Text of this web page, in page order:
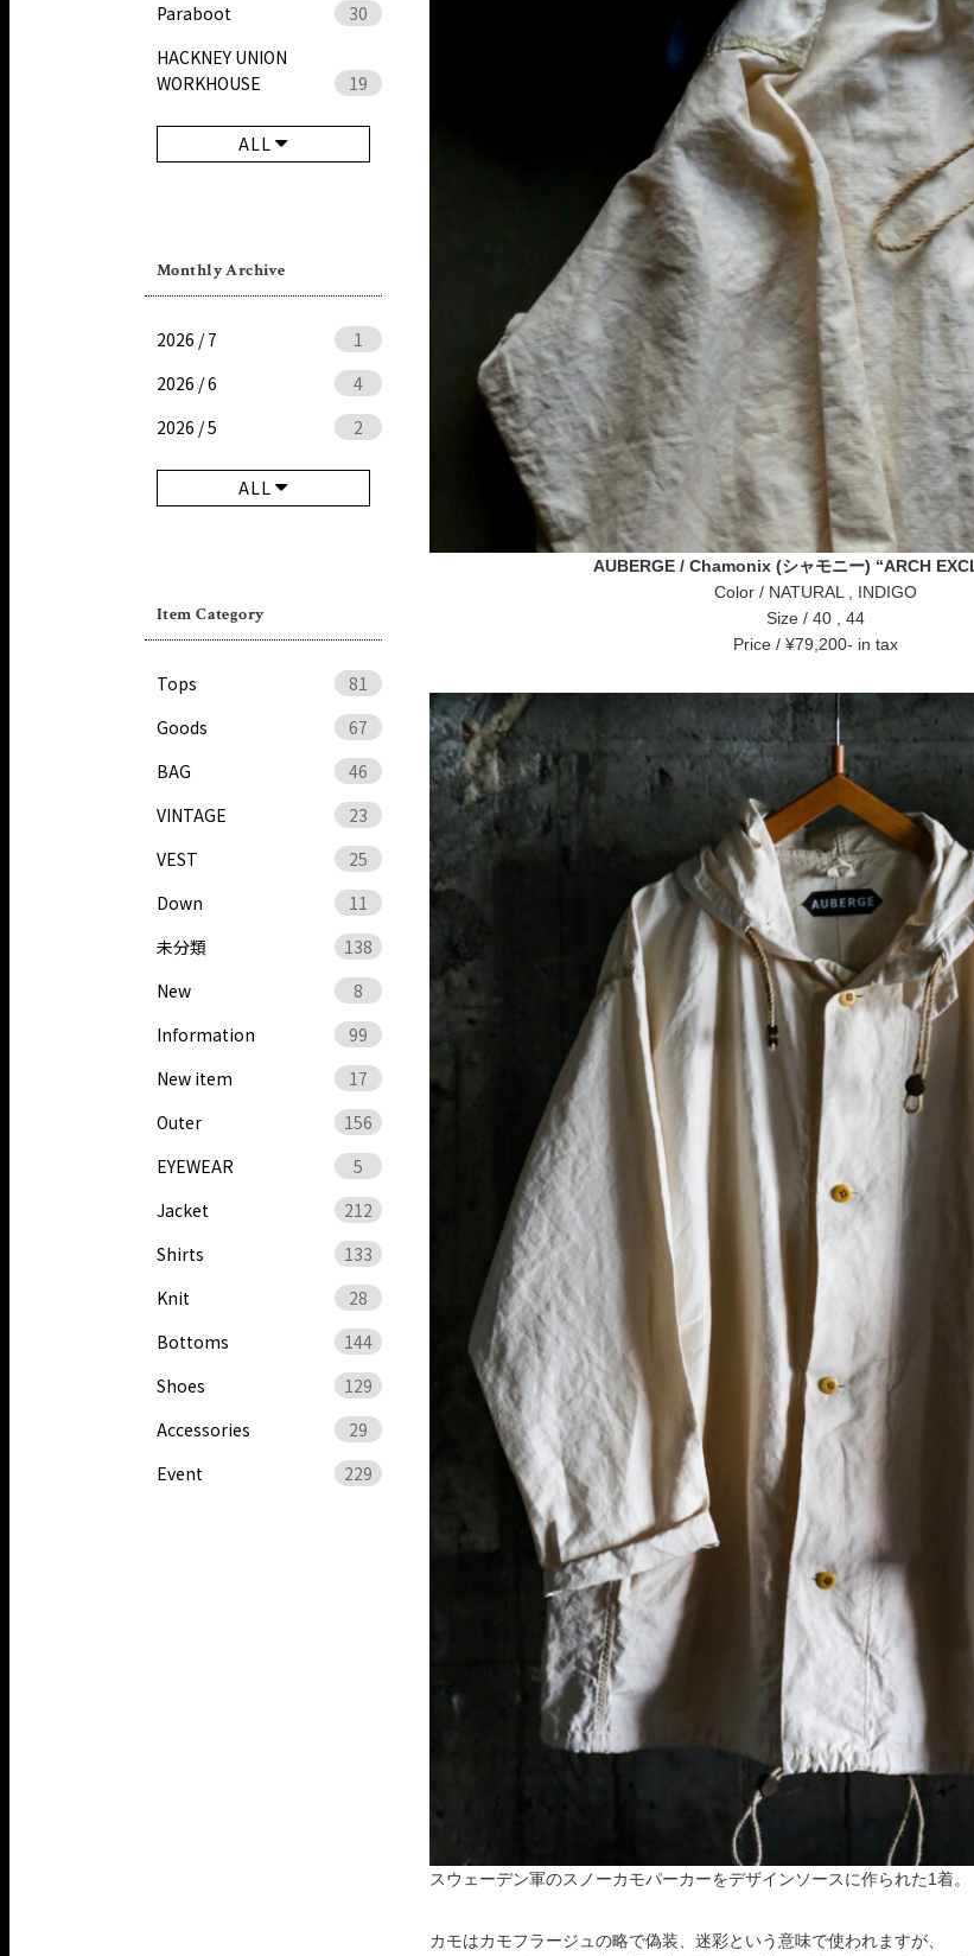
Paraboot
30
HACKNEY UNION
WORKHOUSE
19
ALL
Monthly Archive
2026 / 7
1
2026 / 6
4
2026 / 5
2
ALL
Item Category
Tops
81
Goods
67
BAG
46
VINTAGE
23
VEST
25
Down
11
未分類
138
New
8
Information
99
New item
17
Outer
156
EYEWEAR
5
Jacket
212
Shirts
133
Knit
28
Bottoms
144
Shoes
129
Accessories
29
Event
229
AUBERGE / Chamonix (シャモニー) “ARCH
Color / NATURAL , INDIGO
Size / 40 , 44
Price / ¥79,200- in tax
スウェーデン軍のスノーカモパーカーをデザインソースに作られた1着。
カモはカモフラージュの略で偽装、迷彩という意味で使われますが、